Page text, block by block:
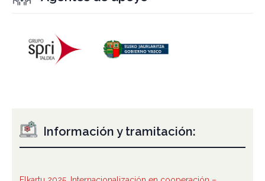
Información y tramitación: